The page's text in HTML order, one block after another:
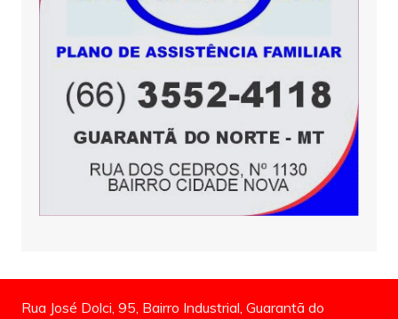
Rua José Dolci, 95, Bairro Industrial, Guarantã do